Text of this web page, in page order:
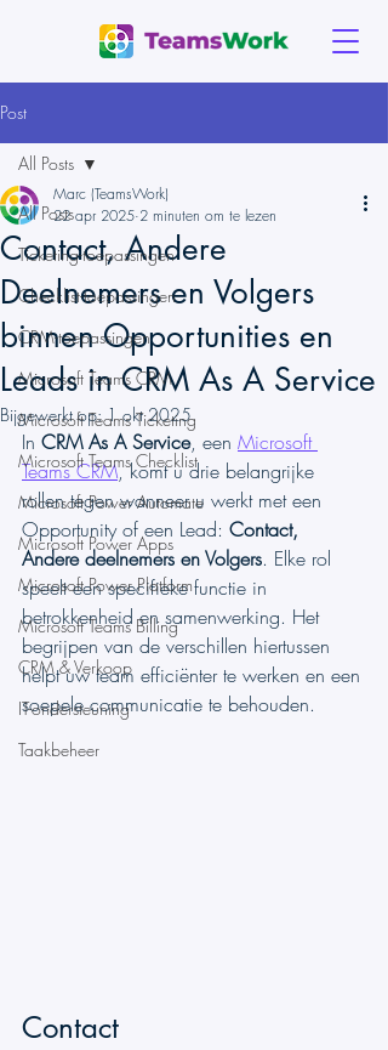
Post
All Posts
Ticketing-toepassingen
Checklist-toepassingen
CRM-toepassingen
Microsoft Teams CRM
Microsoft Teams Ticketing
Microsoft Teams Checklist
Microsoft Power Automate
Microsoft Power Apps
Microsoft Power Platform
Microsoft Teams Billing
CRM & Verkoop
IT-ondersteuning
Taakbeheer
All Posts
Contact, Andere
Deelnemers en Volgers
binnen Opportunities en
Leads in CRM As A Service
Marc (TeamsWork)
22 apr 2025 2 minuten om te lezen
Bijgewerkt op:1 okt 2025
In CRM As A Service, een Microsoft
Teams CRM, komt u drie belangrijke
rollen tegen wanneer u werkt met een
Opportunity of een Lead: Contact,
Andere deelnemers en Volgers. Elke rol
speelt een specifieke functie in
betrokkenheid en samenwerking. Het
begrijpen van de verschillen hiertussen
helpt uw team efficiënter te werken en een
soepele communicatie te behouden.
Contact